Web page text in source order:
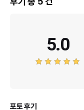
5.0
포토 후기